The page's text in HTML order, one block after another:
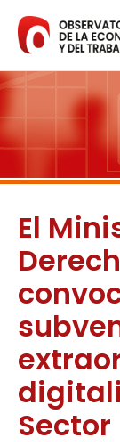
contenido
El
Sector